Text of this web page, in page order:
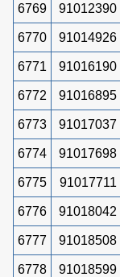
6769 91012390
6770 91014926
6771 91016190
6772 91016895
6773 91017037
6774 91017698
6775 91017711
6776 91018042
6777 91018508
6778 91018599